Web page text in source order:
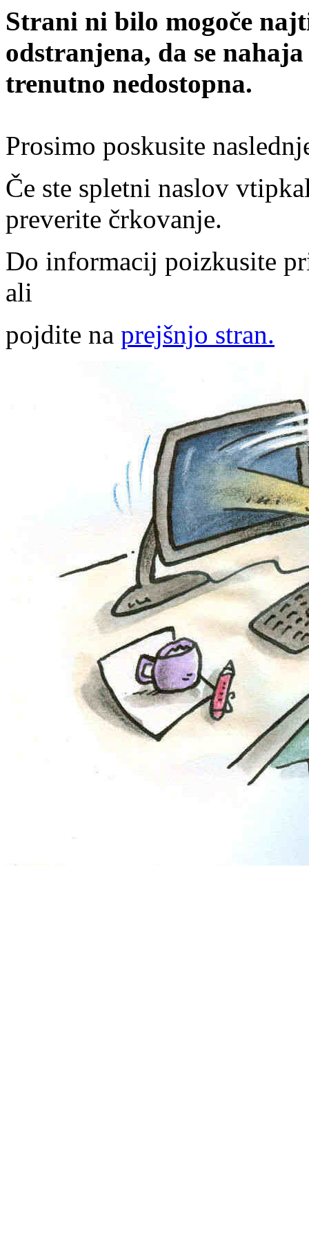
Strani ni bilo mogoče
odstranjena, da se
trenutno nedostopna.
Prosimo poskusite
Če ste spletni naslov
preverite črkovanje.
Do informacij poizkusite
ali
pojdite na prejšnjo stran.